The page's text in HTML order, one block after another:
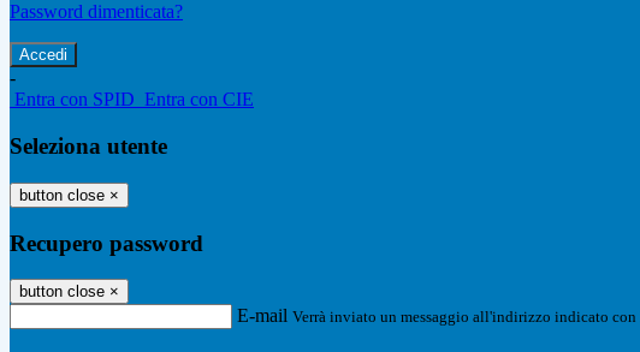
Password dimenticata?
-
Entra con SPID Entra con CIE
Seleziona utente
button close ×
Recupero password
button close ×
E-mail Verrà inviato un messaggio all'indirizzo indicato con